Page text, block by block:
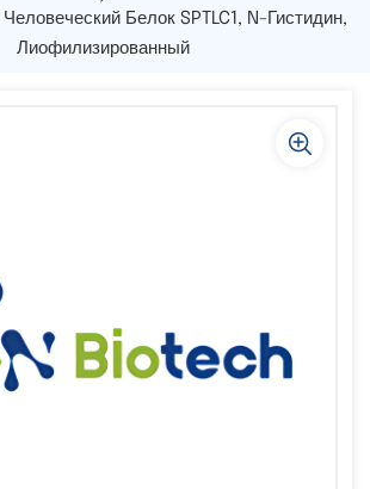
Белок SPTLC1, N-Гистидин,
Лиофилизированный